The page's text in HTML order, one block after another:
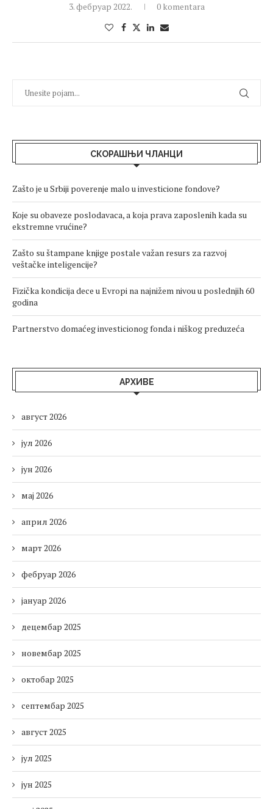
3. фебруар 2022. 0 komentara
СКОРАШЊИ ЧЛАНЦИ
Zašto je u Srbiji poverenje malo u investicione fondove?
Koje su obaveze poslodavaca, a koja prava zaposlenih kada su
ekstremne vrućine?
Zašto su štampane knjige postale važan resurs za razvoj
veštačke inteligencije?
Fizička kondicija dece u Evropi na najnižem nivou u poslednjih 60
godina
Partnerstvo domaćeg investicionog fonda i niškog preduzeća
АРХИВЕ
август 2026
јул 2026
јун 2026
мај 2026
април 2026
март 2026
фебруар 2026
јануар 2026
децембар 2025
новембар 2025
октобар 2025
септембар 2025
август 2025
јул 2025
јун 2025